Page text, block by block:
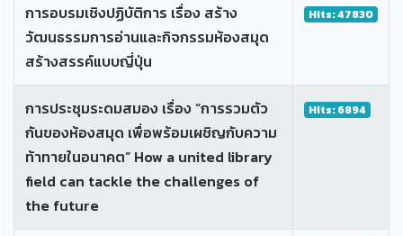
การอบรมเชิงปฏิบัติการ เรื่อง สร้าง
วัฒนธรรมการอ่านและกิจกรรมห้องสมุด
สร้างสรรค์แบบญี่ปุ่น
Hits: 47830
การประชุมระดมสมอง เรื่อง “การรวมตัว
กันของห้องสมุด เพื่อพร้อมเผชิญกับความ
ท้าทายในอนาคต” How a united library
field can tackle the challenges of
the future
Hits: 6894